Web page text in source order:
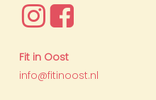
Fit in Oost
info@fitinoost.nl